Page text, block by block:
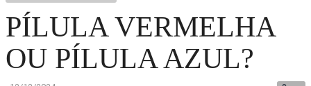
PÍLULA VERMELHA
OU PÍLULA AZUL?